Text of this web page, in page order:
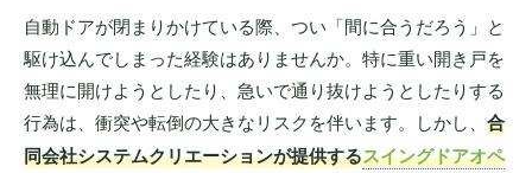
自動ドアが閉まりかけている際、つい「間に合うだろう」と
駆け込んでしまった経験はありませんか。特に重い開き戸を
無理に開けようとしたり、急いで通り抜けようとしたりする
行為は、衝突や転倒の大きなリスクを伴います。しかし、 合
同会社システムクリエーションが提供するスイングドアオペ